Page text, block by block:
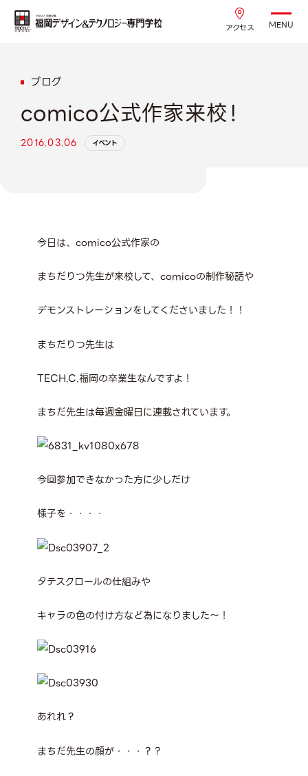
アクセス MENU
ブログ
comico公式作家来校！
2016.03.06 イベント
今日は、comico公式作家の
まちだりつ先生が来校して、comicoの制作秘話や
デモンストレーションをしてくださいました！！
まちだりつ先生は
TECH.C.福岡の卒業生なんですよ！
まちだ先生は毎週金曜日に連載されています。
今回参加できなかった方に少しだけ
様子を・・・・
タテスクロールの仕組みや
キャラの色の付け方など為になりました～！
あれれ？
まちだ先生の顔が・・・？？